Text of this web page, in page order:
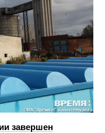
завершен